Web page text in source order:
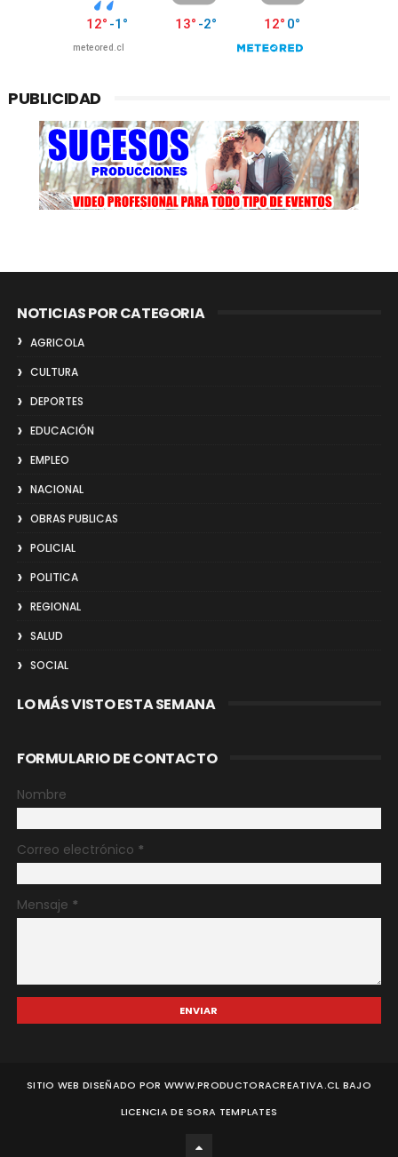
PUBLICIDAD
NOTICIAS POR CATEGORIA
AGRICOLA
CULTURA
DEPORTES
EDUCACIÓN
EMPLEO
NACIONAL
OBRAS PUBLICAS
POLICIAL
POLITICA
REGIONAL
SALUD
SOCIAL
LO MÁS VISTO ESTA SEMANA
FORMULARIO DE CONTACTO
Nombre
Correo electrónico *
Mensaje *
SITIO WEB DISEÑADO POR WWW.PRODUCTORACREATIVA.CL BAJO
LICENCIA DESORA TEMPLATES